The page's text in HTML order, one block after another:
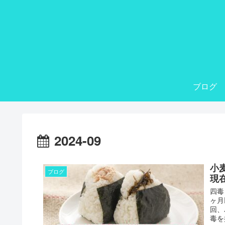
ブログ
2024-09
ブログ
小
現
四
ヶ
回
毒